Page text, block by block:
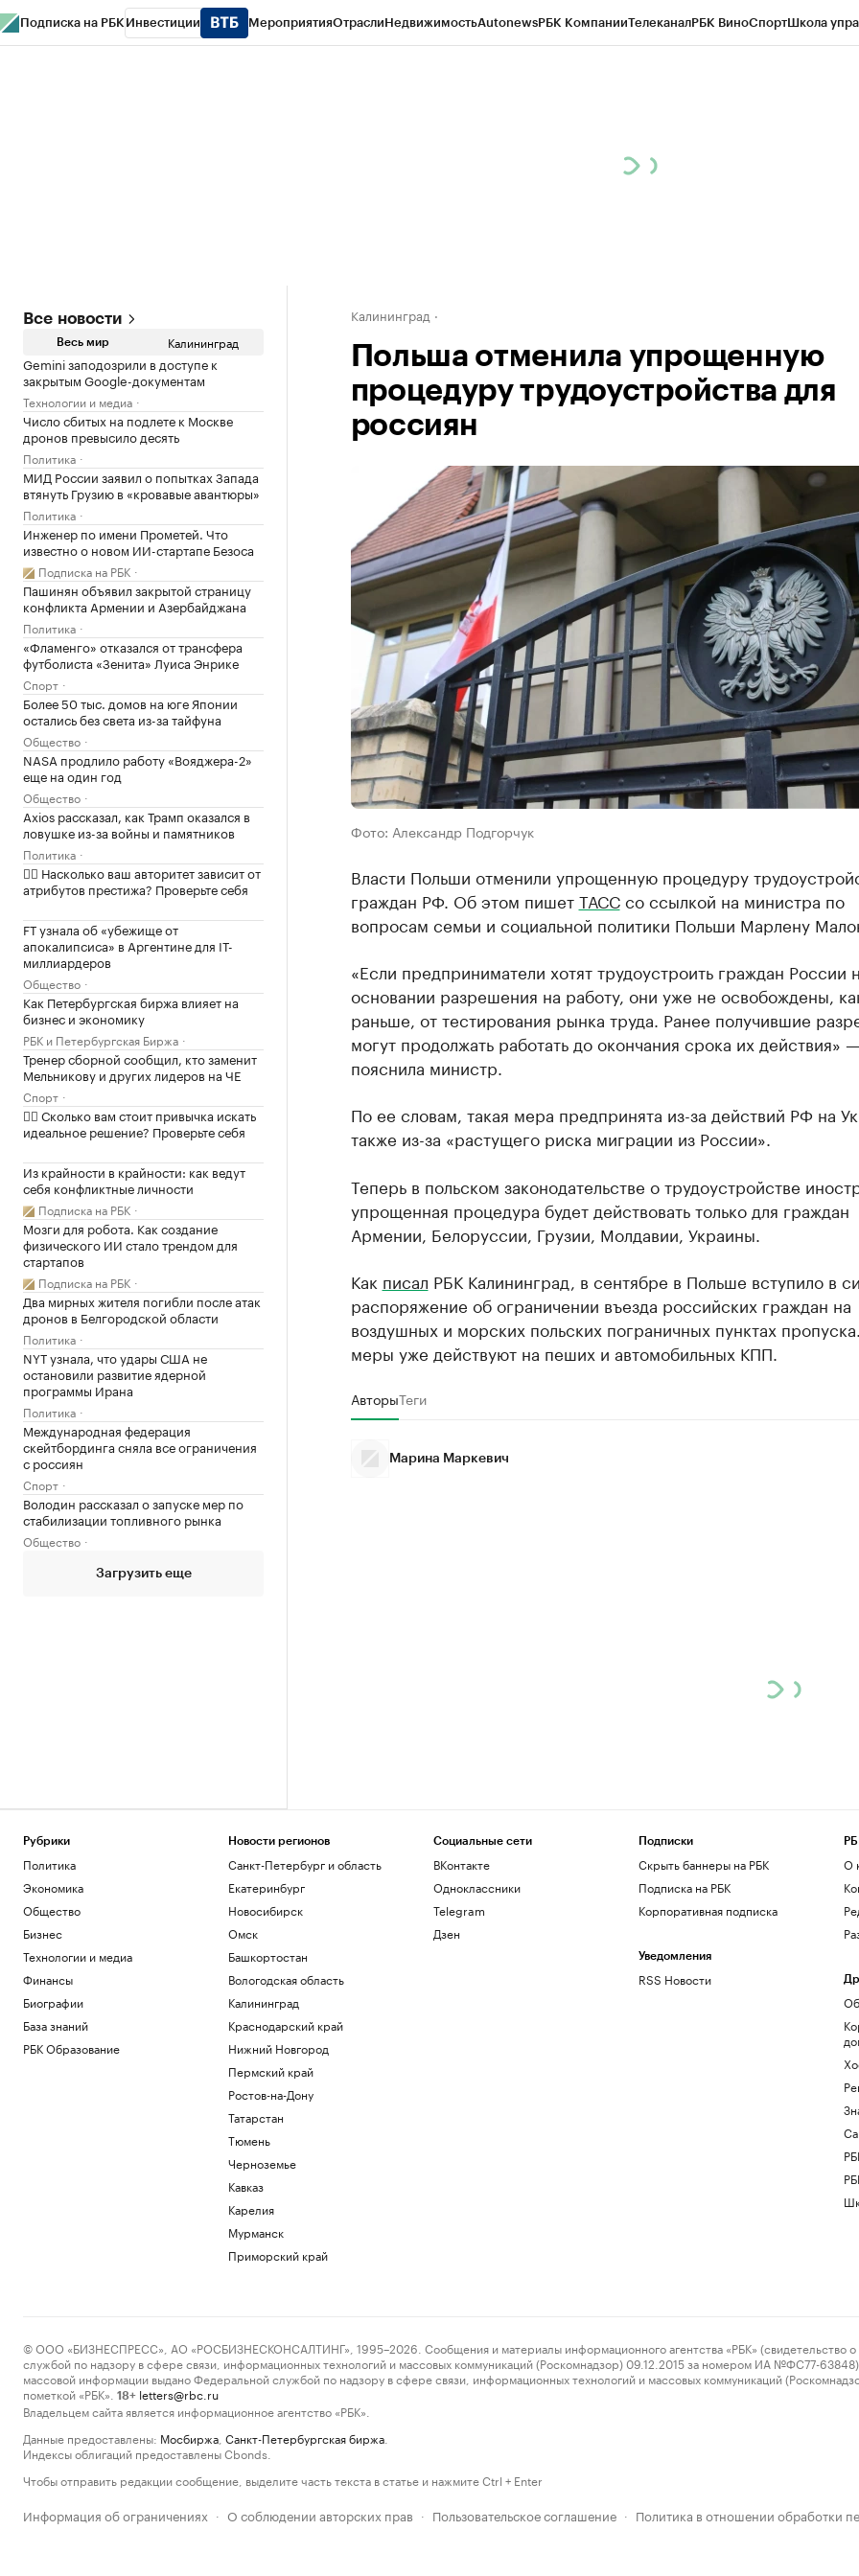
Подписка на РБК Инвестиции МероприятияОтраслиНедвижимостьAutonewsРБК КомпанииТелеканалРБК ВиноСпортШкола
Все новости
Весь мир Калининград
Gemini заподозрили в доступе к
закрытым Google-документам
Технологии и медиа
Число сбитых на подлете к Москве
дронов превысило десять
Политика
МИД России заявил о попытках Запада
втянуть Грузию в «кровавые авантюры»
Политика
Инженер по имени Прометей. Что
известно о новом ИИ-стартапе Безоса
Подписка на РБК
Пашинян объявил закрытой страницу
конфликта Армении и Азербайджана
Политика
«Фламенго» отказался от трансфера
футболиста «Зенита» Луиса Энрике
Спорт
Более 50 тыс. домов на юге Японии
остались без света из-за тайфуна
Общество
NASA продлило работу «Вояджера-2»
еще на один год
Общество
Axios рассказал, как Трамп оказался в
ловушке из-за войны и памятников
Политика
✍🏻 Насколько ваш авторитет зависит от
атрибутов престижа? Проверьте себя
FT узнала об «убежище от
апокалипсиса» в Аргентине для IT-
миллиардеров
Общество
Как Петербургская биржа влияет на
бизнес и экономику
РБК и Петербургская Биржа
Тренер сборной сообщил, кто заменит
Мельникову и других лидеров на ЧЕ
Спорт
✍🏻 Сколько вам стоит привычка искать
идеальное решение? Проверьте себя
Из крайности в крайности: как ведут
себя конфликтные личности
Подписка на РБК
Мозги для робота. Как создание
физического ИИ стало трендом для
стартапов
Подписка на РБК
Два мирных жителя погибли после атак
дронов в Белгородской области
Политика
NYT узнала, что удары США не
остановили развитие ядерной
программы Ирана
Политика
Международная федерация
скейтбординга сняла все ограничения
с россиян
Спорт
Володин рассказал о запуске мер по
стабилизации топливного рынка
Общество
Загрузить еще
Калининград
Польша отменила упрощенную
процедуру трудоустройства для
россиян
Фото: Александр Подгорчук
Власти Польши отменили упрощенную процедуру
граждан РФ. Об этом пишетТАССсо ссылкой на министра по
вопросам семьи и социальной политики Польши Марлену
«Если предприниматели хотят трудоустроить граждан России
основании разрешения на работу, они уже не освобождены,
раньше, от тестирования рынка труда. Ранее получившие
могут продолжать работать до окончания срока их действия» —
пояснила министр.
По ее словам, такая мера предпринята из-за действий РФ на
также из-за «растущего риска миграции из России».
Теперь в польском законодательстве о трудоустройстве
упрощенная процедура будет действовать только для граждан
Армении, Белоруссии, Грузии, Молдавии, Украины.
Как писал РБК Калининград, в сентябре в Польше вступило в
распоряжение об ограничении въезда российских граждан на
воздушных и морских польских пограничных пунктах
меры уже действуют на пеших и автомобильных КПП.
АвторыТеги
Марина Маркевич
Рубрики
Политика
Экономика
Общество
Бизнес
Технологии и медиа
Финансы
Биографии
База знаний
РБК Образование
Новости регионов
Санкт-Петербург и область
Екатеринбург
Новосибирск
Омск
Башкортостан
Вологодская область
Калининград
Краснодарский край
Нижний Новгород
Пермский край
Ростов-на-Дону
Татарстан
Тюмень
Черноземье
Кавказ
Карелия
Мурманск
Приморский край
Социальные сети
ВКонтакте
Одноклассники
Telegram
Дзен
Подписки
Скрыть баннеры на РБК
Подписка на РБК
Корпоративная подписка
Уведомления
RSS Новости
О
© ООО «БИЗНЕСПРЕСС», АО «РОСБИЗНЕСКОНСАЛТИНГ», 1995–2026. Сообщения и материалы информационного агентства «РБК» (свидетельство о
службой по надзору в сфере связи, информационных технологий и массовых коммуникаций (Роскомнадзор) 09.12.2015 за номером ИА №ФС77-63848)
массовой информации выдано Федеральной службой по надзору в сфере связи, информационных технологий и массовых коммуникаций
пометкой «РБК».
18+ letters@rbc.ru
Владельцем сайта является информационное агентство «РБК».
Данные предоставлены: Мосбиржа Санкт-Петербургская биржа
Индексы облигаций предоставлены Cbonds.
Чтобы отправить редакции сообщение, выделите часть текста в статье и нажмите Ctrl + Enter
Информация об ограничениях · О соблюдении авторских прав · Пользовательское соглашение · Политика в отношении обработки